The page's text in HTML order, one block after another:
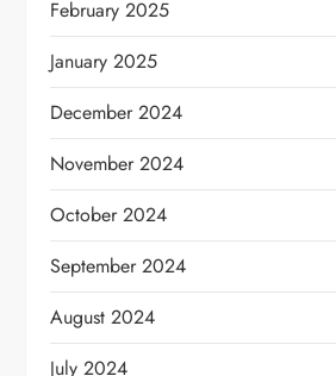
February 2025
January 2025
December 2024
November 2024
October 2024
September 2024
August 2024
July 2024